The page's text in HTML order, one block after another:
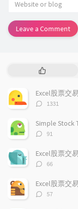
Leave a Comment
P
p
u
a
r
r
t
c
l
Excel股票交
评
数：
1331
Simple Stock
评
数：
91
评
数：
66
评
57